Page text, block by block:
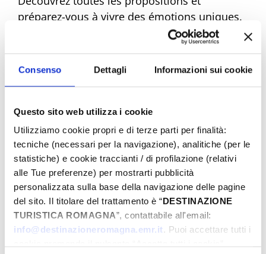
Consenso Dettagli Informazioni sui cookie
Questo sito web utilizza i cookie
Utilizziamo cookie propri e di terze parti per finalità:
tecniche (necessari per la navigazione), analitiche (per le
statistiche) e cookie traccianti / di profilazione (relativi
alle Tue preferenze) per mostrarti pubblicità
personalizzata sulla base della navigazione delle pagine
del sito. Il titolare del trattamento è “DESTINAZIONE
TURISTICA ROMAGNA”, contattabile all'email:
info@destinazioneromagna.emr.it. Puoi accettare tutti i
préparez-vous à vivre des émotions uniques.
Réservez dès maintenant votre Pâques de
Du
Au